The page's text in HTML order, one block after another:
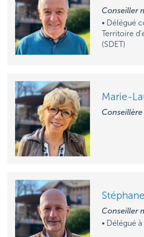
Conseiller
• Délégué
Territoire
(SDET)
Marie-
Conseiller
• Délégué